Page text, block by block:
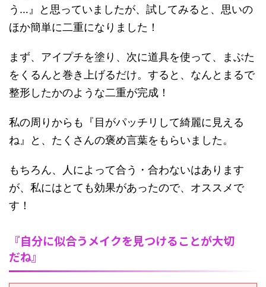
う…』と思っていましたが、試してみると、思いの
ほか簡単に二重になりました！
まず、アイプチを塗り、次に道具を使って、まぶた
をくるんと巻き上げるだけ。すると、なんとまるで
整形したかのような二重が完成！
私の周りからも『目がパッチリして綺麗に見える
ね』と、たくさんの褒め言葉をもらいました。
もちろん、人によって合う・合わないはあります
が、私にはとても効果があったので、オススメで
す！
『自分に似合うメイクを見つけることが大切
だね』